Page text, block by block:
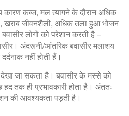
कारण कब्ज, मल त्यागने के दौरान अधिक
खराब जीवनशैली, अधिक तला हुआ भोजन
लोगों को परेशान करती है –
अंदरूनी/आंतरिक बवासीर मलाशय
नहीं होती हैं।
देखा जा सकता है। बवासीर के मस्से को
तक ही प्रभावकारी होता है। अंततः
की आवश्यकता पड़ती है।